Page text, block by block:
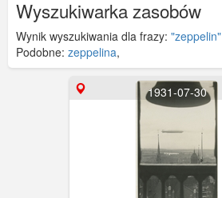
Wyszukiwarka zasobów
Wynik wyszukiwania dla frazy: "zeppelin"
Podobne: zeppelina,
1931-07-30